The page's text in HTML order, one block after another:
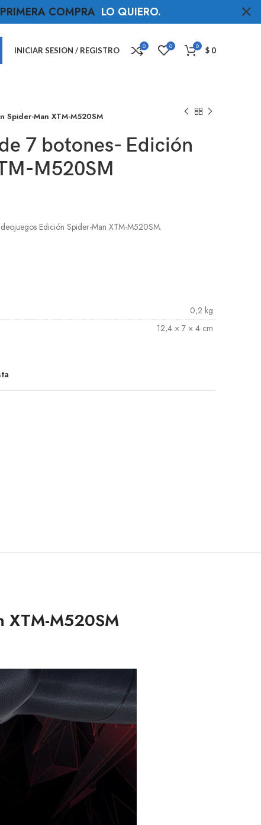
INICIAR SESION / REGISTRO 0 0 0 $ 0
Spider-Man XTM-M520SM
7 botones- Edición
M520SM
Edición Spider-Man XTM-M520SM.
0,2 kg
12,4 × 7 × 4 cm
XTM-M520SM
COMPRA LO QUIERO.